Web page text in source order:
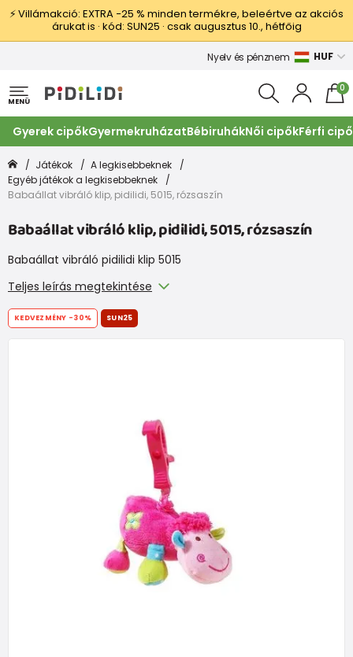
⚡ Villámakció: EXTRA −25 % minden termékre, beleértve az akciós
árukat is · kód: SUN25 · csak augusztus 10., hétfőig
Nyelv és pénznem HUF
MENÜ
0
Gyerek cipőkGyermekruházatBébiruhákNői cipőkFérfi
Játékok
A legkisebbeknek
Egyéb játékok a legkisebbeknek
Babaállat vibráló klip, pidilidi, 5015, rózsaszín
Babaállat vibráló klip, pidilidi, 5015, rózsaszín
Babaállat vibráló pidilidi klip 5015
Teljes leírás megtekintése
KEDVEZMÉNY -30% SUN25